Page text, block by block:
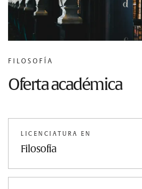
FILOSOFÍA
Oferta académica
LICENCIATURA EN
Filosofía